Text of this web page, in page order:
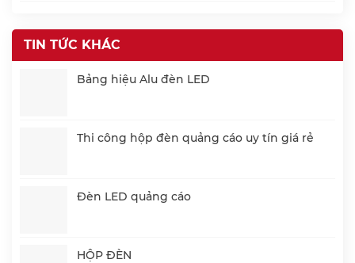
TIN TỨC KHÁC
Bảng hiệu Alu đèn LED
Thi công hộp đèn quảng cáo uy tín giá rẻ
Đèn LED quảng cáo
HỘP ĐÈN